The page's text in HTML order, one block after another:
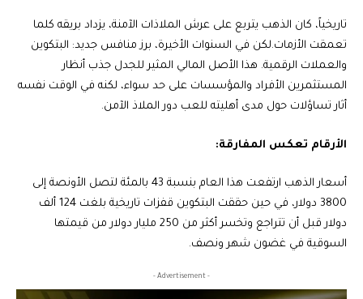
تاريخياً، كان الذهب يتربع على عرش الملاذات الآمنة، يزداد بريقه كلما
تعمقت الأزمات.لكن في السنوات الأخيرة، برز منافس جديد: البتكوين
والعملات الرقمية. هذا الأصل المالي المثير للجدل جذب أنظار
المستثمرين الأفراد والمؤسسات على حد سواء، لكنه في الوقت نفسه
أثار تساؤلات حول مدى أهليته للعب دور الملاذ الآمن.
الأرقام تعكس المفارقة:
أسعار الذهب ارتفعت هذا العام بنسبة 43 بالمئة لتصل الأونصة إلى
3800 دولار، في حين حققت البتكوين قفزات تاريخية بلغت 124 ألف
دولار قبل أن تتراجع وتخسر أكثر من 250 مليار دولار من قيمتها
السوقية في غضون شهر ونصف.
- Advertisement -